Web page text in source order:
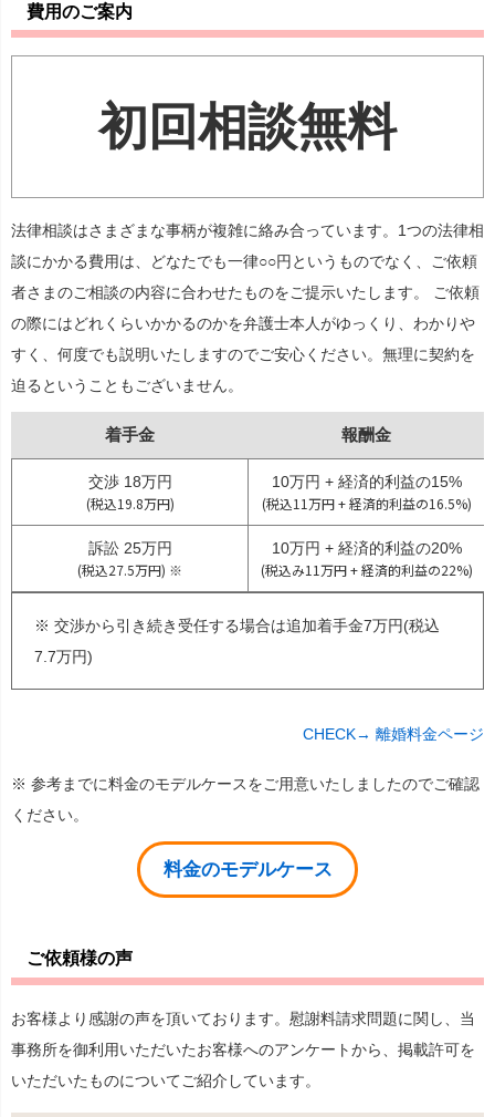
費用のご案内
初回相談無料
法律相談はさまざまな事柄が複雑に絡み合っています。1つの法律相
談にかかる費用は、どなたでも一律○○円というものでなく、ご依頼
者さまのご相談の内容に合わせたものをご提示いたします。 ご依頼
の際にはどれくらいかかるのかを弁護士本人がゆっくり、わかりや
すく、何度でも説明いたしますのでご安心ください。無理に契約を
迫るということもございません。
着手金 報酬金
交渉 18万円
(税込19.8万円)
10万円 + 経済的利益の15%
(税込11万円 + 経済的利益の16.5%)
訴訟 25万円
(税込27.5万円) ※
10万円 + 経済的利益の20%
(税込み11万円 + 経済的利益の22%)
※ 交渉から引き続き受任する場合は追加着手金7万円(税込
7.7万円)
CHECK→ 離婚料金ページ
※ 参考までに料金のモデルケースをご用意いたしましたのでご確認
ください。
料金のモデルケース
ご依頼様の声
お客様より感謝の声を頂いております。慰謝料請求問題に関し、当
事務所を御利用いただいたお客様へのアンケートから、掲載許可を
いただいたものについてご紹介しています。